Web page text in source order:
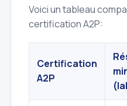
Voici un tableau
certification A2P:
Certification
A2P